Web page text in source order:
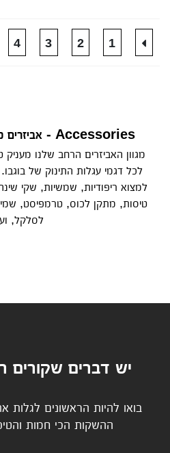
1
2
3
4
Accessories - אביזרים משלימים לטיול מושלם
מגוון האביזרים הרחב שלנו מעניק
לכל דגמי עגלות התינוק של
למצוא ריפודיות, שמשיות, שקי
טיסות, מתקן לכוס, טרמפיסט,
לסלקל,
יש דברים
בואו להיות הראשונים לגלות
ההשקות הכי חמות